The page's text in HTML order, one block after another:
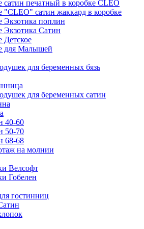
сатин печатный в коробке CLEO
"CLEO" сатин жаккард в коробке
Экзотика поплин
Экзотика Сатин
Детское
для Малышей
для беременных бязь
для беременных сатин
40-60
50-70
68-68
на молнии
Велсофт
Гобелен
гостинниц